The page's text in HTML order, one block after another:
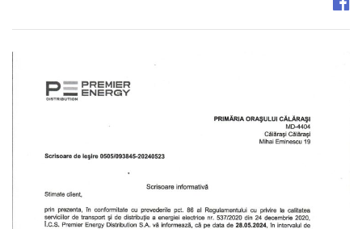
Actelor
Aparatul